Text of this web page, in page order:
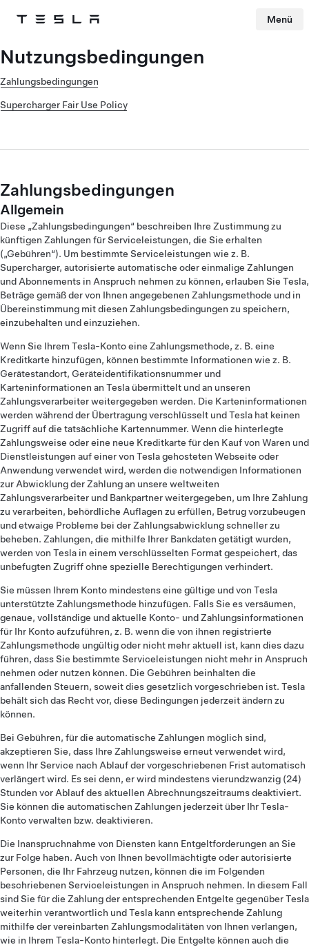
Tesla Menü
Nutzungsbedingungen
Zahlungsbedingungen
Supercharger Fair Use Policy
Zahlungsbedingungen
Allgemein
Diese „Zahlungsbedingungen“ beschreiben Ihre Zustimmung zu
künftigen Zahlungen für Serviceleistungen, die Sie erhalten
(„Gebühren“). Um bestimmte Serviceleistungen wie z. B.
Supercharger, autorisierte automatische oder einmalige Zahlungen
und Abonnements in Anspruch nehmen zu können, erlauben Sie Tesla,
Beträge gemäß der von Ihnen angegebenen Zahlungsmethode und in
Übereinstimmung mit diesen Zahlungsbedingungen zu speichern,
einzubehalten und einzuziehen.
Wenn Sie Ihrem Tesla-Konto eine Zahlungsmethode, z. B. eine
Kreditkarte hinzufügen, können bestimmte Informationen wie z. B.
Gerätestandort, Geräteidentifikationsnummer und
Karteninformationen an Tesla übermittelt und an unseren
Zahlungsverarbeiter weitergegeben werden. Die Karteninformationen
werden während der Übertragung verschlüsselt und Tesla hat keinen
Zugriff auf die tatsächliche Kartennummer. Wenn die hinterlegte
Zahlungsweise oder eine neue Kreditkarte für den Kauf von Waren und
Dienstleistungen auf einer von Tesla gehosteten Webseite oder
Anwendung verwendet wird, werden die notwendigen Informationen
zur Abwicklung der Zahlung an unsere weltweiten
Zahlungsverarbeiter und Bankpartner weitergegeben, um Ihre Zahlung
zu verarbeiten, behördliche Auflagen zu erfüllen, Betrug vorzubeugen
und etwaige Probleme bei der Zahlungsabwicklung schneller zu
beheben. Zahlungen, die mithilfe Ihrer Bankdaten getätigt wurden,
werden von Tesla in einem verschlüsselten Format gespeichert, das
unbefugten Zugriff ohne spezielle Berechtigungen verhindert.
Sie müssen Ihrem Konto mindestens eine gültige und von Tesla
unterstützte Zahlungsmethode hinzufügen. Falls Sie es versäumen,
genaue, vollständige und aktuelle Konto- und Zahlungsinformationen
für Ihr Konto aufzuführen, z. B. wenn die von ihnen registrierte
Zahlungsmethode ungültig oder nicht mehr aktuell ist, kann dies dazu
führen, dass Sie bestimmte Serviceleistungen nicht mehr in Anspruch
nehmen oder nutzen können. Die Gebühren beinhalten die
anfallenden Steuern, soweit dies gesetzlich vorgeschrieben ist. Tesla
behält sich das Recht vor, diese Bedingungen jederzeit ändern zu
können.
Bei Gebühren, für die automatische Zahlungen möglich sind,
akzeptieren Sie, dass Ihre Zahlungsweise erneut verwendet wird,
wenn Ihr Service nach Ablauf der vorgeschriebenen Frist automatisch
verlängert wird. Es sei denn, er wird mindestens vierundzwanzig (24)
Stunden vor Ablauf des aktuellen Abrechnungszeitraums deaktiviert.
Sie können die automatischen Zahlungen jederzeit über Ihr Tesla-
Konto verwalten bzw. deaktivieren.
Die Inanspruchnahme von Diensten kann Entgeltforderungen an Sie
zur Folge haben. Auch von Ihnen bevollmächtigte oder autorisierte
Personen, die Ihr Fahrzeug nutzen, können die im Folgenden
beschriebenen Serviceleistungen in Anspruch nehmen. In diesem Fall
sind Sie für die Zahlung der entsprechenden Entgelte gegenüber Tesla
weiterhin verantwortlich und Tesla kann entsprechende Zahlung
mithilfe der vereinbarten Zahlungsmodalitäten von Ihnen verlangen,
wie in Ihrem Tesla-Konto hinterlegt. Die Entgelte können auch die